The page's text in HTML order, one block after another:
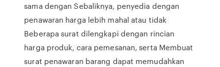
sama dengan Sebaliknya, penyedia dengan
penawaran harga lebih mahal atau tidak
Beberapa surat dilengkapi dengan rincian
harga produk, cara pemesanan, serta Membuat
surat penawaran barang dapat memudahkan